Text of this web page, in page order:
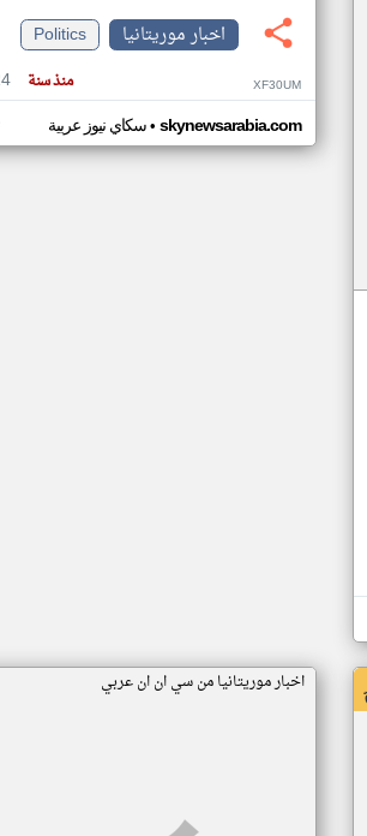
اخبار موريتانيا
Politics
منذ سنة XF30UM
سكاي نيوز عربية• skynewsarabia.com
اخبار موريتانيا من سي ان ان عربي